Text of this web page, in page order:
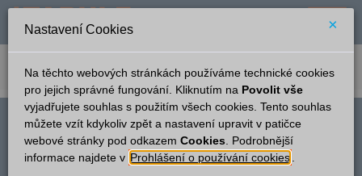
verze: 2.0.6 podpora: help-tabule@oltis.cz
English
Název stanice
Nastavení Cookies ×
Na těchto webových stránkách používáme technické cookies
pro jejich správné fungování. Kliknutím na Povolit vše
vyjadřujete souhlas s použitím všech cookies. Tento souhlas
můžete vzít kdykoliv zpět a nastavení upravit v patičce
webové stránky pod odkazem Cookies . Podrobnější
informace najdete v Prohlášení o používání cookies